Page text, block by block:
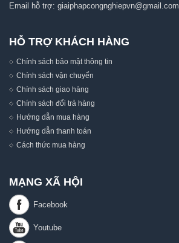
Email hỗ trợ: giaiphapcongnghiepvn@gmail.com
HỖ TRỢ KHÁCH HÀNG
Chính sách bảo mật thông tin
Chính sách vận chuyển
Chính sách giao hàng
Chính sách đổi trả hàng
Hướng dẫn mua hàng
Hướng dẫn thanh toán
Cách thức mua hàng
MẠNG XÃ HỘI